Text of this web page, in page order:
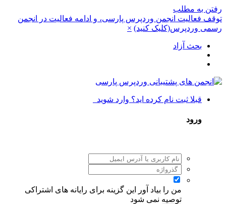
رفتن به مطلب
توقف فعالیت انجمن وردپرس پارسی، و ادامه فعالیت در انجمن
رسمی وردپرس(کلیک کنید) ×
بحث آزاد
قبلا ثبت نام کرده اید؟ وارد شوید
ورود
من را بیاد آور
این گزینه برای رایانه های اشتراکی
توصیه نمی شود